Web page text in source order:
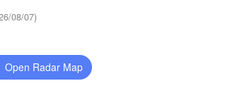
08/07)
Open Radar Map
Київ
(Kyiv)